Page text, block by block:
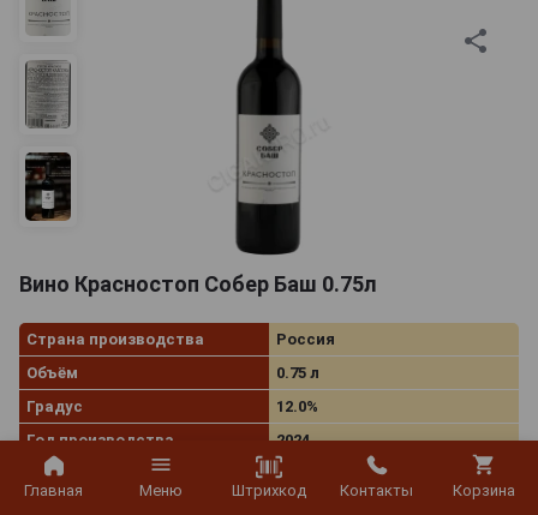
Главная Меню Штрихкод Контакты Корзина
Вино Красностоп Собер Баш 0.75л
Страна производства
Россия
Объём
0.75 л
Градус
12.0%
Год производства
2024
Производитель
Собер Баш